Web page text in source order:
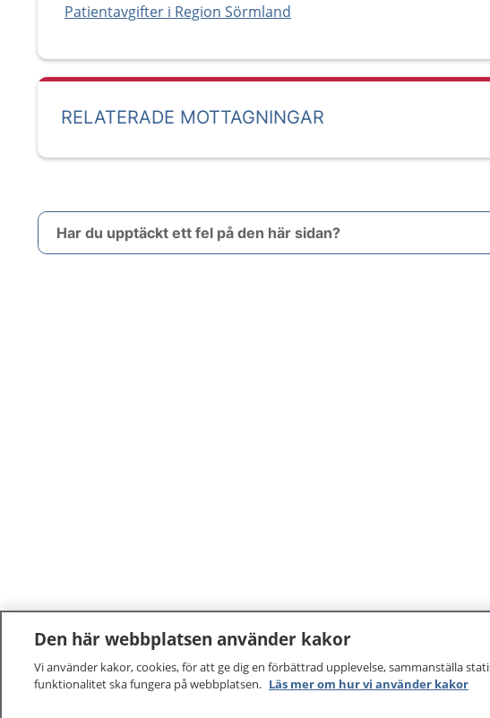
Patientavgifter i Region Sörmland
RELATERADE MOTTAGNINGAR
Har du upptäckt ett fel på den här sidan?
Den här webbplatsen använder kakor
Vi använder kakor, cookies, för att ge dig en förbättrad upplevelse, sammanställa
funktionalitet ska fungera på webbplatsen. Läs mer om hur vi använder kakor